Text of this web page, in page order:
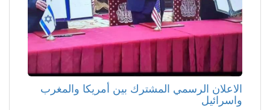
الاعلان الرسمي المشترك بين أمريكا والمغرب
واسرائيل